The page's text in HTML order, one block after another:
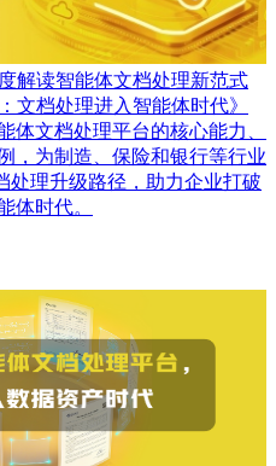
解读智能体文档处理新范式
文档处理进入智能体时代》
体文档处理平台的核心能力、
，为制造、保险和银行等行业
处理升级路径，助力企业打破
体时代。